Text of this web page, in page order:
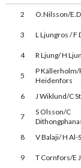
2 O.Nilsson/
3 L Ljungros / F
4 R Ljung/ H
5
P Källerholm/
Heidenfors
6 J Wiklund/C
7
S Olsson/C
8 V Balaji/ H Al-
9 T Cornfors/E